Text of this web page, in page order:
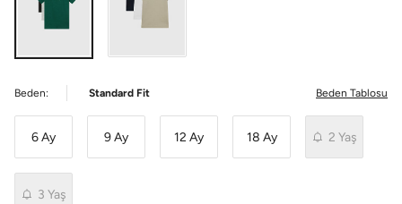
Beden: Standard Fit Beden Tablosu
6 Ay 9 Ay 12 Ay 18 Ay 2 Yaş
3 Yaş